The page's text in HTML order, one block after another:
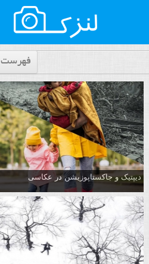
فهرست
دیپتیک و جاکستا‌پوزیشن در عکاسی